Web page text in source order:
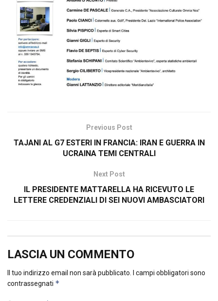
Previous Post
TAJANI AL G7 ESTERI IN FRANCIA: IRAN E GUERRA IN
UCRAINA TEMI CENTRALI
Next Post
IL PRESIDENTE MATTARELLA HA RICEVUTO LE
LETTERE CREDENZIALI DI SEI NUOVI AMBASCIATORI
LASCIA UN COMMENTO
Il tuo indirizzo email non sarà pubblicato.
I campi obbligatori sono
contrassegnati *